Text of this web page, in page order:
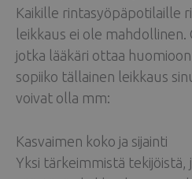
Kaikille rintasyöpäpotilaille
leikkaus ei ole mahdollinen.
jotka lääkäri ottaa
sopiiko tällainen leikkaus
voivat olla mm:
Kasvaimen koko ja sijainti
Yksi tärkeimmistä